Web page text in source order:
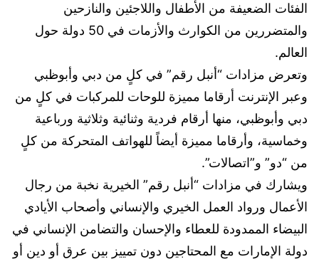
الفئات الضعيفة من الأطفال واللاجئين والنازحين
والمتضررين من الكوارث والأزمات في 50 دولة حول
العالم.
وتعرض مزادات “أنبل رقم” في كلٍ من دبي وأبوظبي
وعبر الإنترنت أرقاما مميزة للوحات للمركبات في كلٍ من
دبي وأبوظبي، منها أرقام فردية وثنائية وثلاثية ورباعية
وخماسية، وأرقاما مميزة أيضاً للهواتف المتحركة من كلٍ
من “دو” و”اتصالات”.
ويشارك في مزادات “أنبل رقم” الخيرية نخبة من رجال
الأعمال ورواد العمل الخيري والإنساني وأصحاب الأيادي
البيضاء الممدودة للعطاء والإحسان والتضامن الإنساني في
دولة الإمارات مع المحتاجين دون تمييز بين عرق أو دين أو